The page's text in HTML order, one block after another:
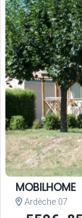
MOBILHOME
Ardèche 07